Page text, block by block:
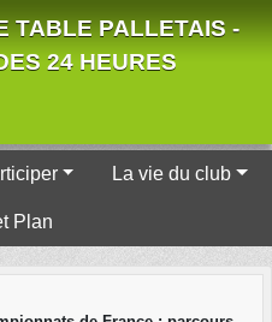
TABLE PALLETAIS -
24 HEURES
La vie du club
Plan